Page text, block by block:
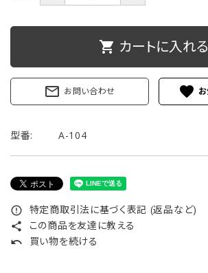
shopping_cart カートに入れる
mail_outline お問い合わせ favorite
型番: A-104
error_outline 特定商取引法に基づく表記 (返品など)
share この商品を友達に教える
undo 買い物を続ける